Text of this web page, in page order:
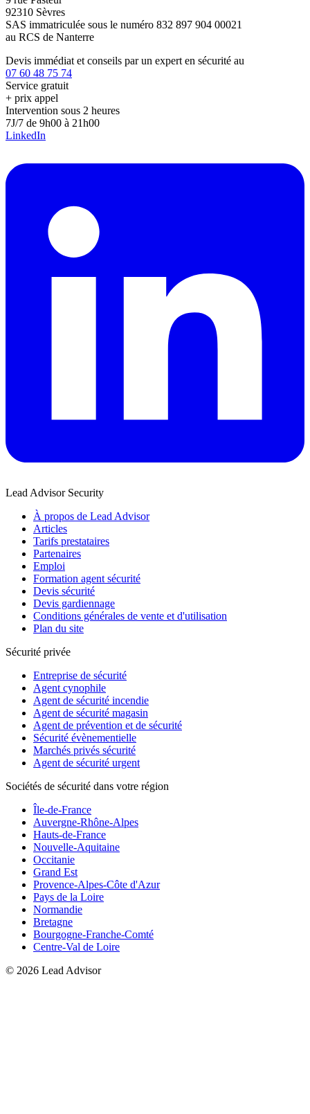
92310 Sèvres
SAS immatriculée sous le numéro 832 897 904 00021
au RCS de Nanterre
Devis immédiat et conseils par un expert en sécurité au
07 60 48 75 74
Service gratuit
+ prix appel
Intervention sous 2 heures
7J/7 de 9h00 à 21h00
LinkedIn
Lead Advisor Security
À propos de Lead Advisor
Articles
Tarifs prestataires
Partenaires
Emploi
Formation agent sécurité
Devis sécurité
Devis gardiennage
Conditions générales de vente et d'utilisation
Plan du site
Sécurité privée
Entreprise de sécurité
Agent cynophile
Agent de sécurité incendie
Agent de sécurité magasin
Agent de prévention et de sécurité
Sécurité évènementielle
Marchés privés sécurité
Agent de sécurité urgent
Sociétés de sécurité dans votre région
Île-de-France
Auvergne-Rhône-Alpes
Hauts-de-France
Nouvelle-Aquitaine
Occitanie
Grand Est
Provence-Alpes-Côte d'Azur
Pays de la Loire
Normandie
Bretagne
Bourgogne-Franche-Comté
Centre-Val de Loire
© 2026 Lead Advisor